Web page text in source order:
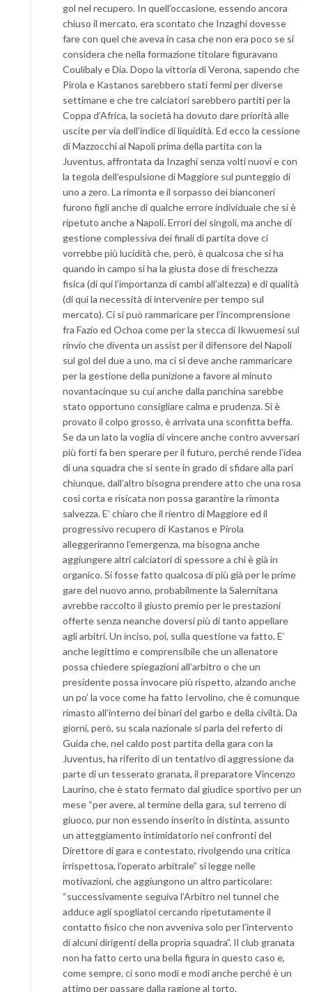
gol nel recupero. In quell’occasione, essendo ancora
chiuso il mercato, era scontato che Inzaghi dovesse
fare con quel che aveva in casa che non era poco se si
considera che nella formazione titolare figuravano
Coulibaly e Dia. Dopo la vittoria di Verona, sapendo che
Pirola e Kastanos sarebbero stati fermi per diverse
settimane e che tre calciatori sarebbero partiti per la
Coppa d’Africa, la società ha dovuto dare priorità alle
uscite per via dell’indice di liquidità. Ed ecco la cessione
di Mazzocchi al Napoli prima della partita con la
Juventus, affrontata da Inzaghi senza volti nuovi e con
la tegola dell’espulsione di Maggiore sul punteggio di
uno a zero. La rimonta e il sorpasso dei bianconeri
furono figli anche di qualche errore individuale che si è
ripetuto anche a Napoli. Errori dei singoli, ma anche di
gestione complessiva dei finali di partita dove ci
vorrebbe più lucidità che, però, è qualcosa che si ha
quando in campo si ha la giusta dose di freschezza
fisica (di qui l’importanza di cambi all’altezza) e di qualità
(di qui la necessità di intervenire per tempo sul
mercato). Ci si può rammaricare per l’incomprensione
fra Fazio ed Ochoa come per la stecca di Ikwuemesi sul
rinvio che diventa un assist per il difensore del Napoli
sul gol del due a uno, ma ci si deve anche rammaricare
per la gestione della punizione a favore al minuto
novantacinque su cui anche dalla panchina sarebbe
stato opportuno consigliare calma e prudenza. Si è
provato il colpo grosso, è arrivata una sconfitta beffa.
Se da un lato la voglia di vincere anche contro avversari
più forti fa ben sperare per il futuro, perché rende l’idea
di una squadra che si sente in grado di sfidare alla pari
chiunque, dall’altro bisogna prendere atto che una rosa
così corta e risicata non possa garantire la rimonta
salvezza. E’ chiaro che il rientro di Maggiore ed il
progressivo recupero di Kastanos e Pirola
alleggeriranno l’emergenza, ma bisogna anche
aggiungere altri calciatori di spessore a chi è già in
organico. Si fosse fatto qualcosa di più già per le prime
gare del nuovo anno, probabilmente la Salernitana
avrebbe raccolto il giusto premio per le prestazioni
offerte senza neanche doversi più di tanto appellare
agli arbitri. Un inciso, poi, sulla questione va fatto. E’
anche legittimo e comprensibile che un allenatore
possa chiedere spiegazioni all’arbitro o che un
presidente possa invocare più rispetto, alzando anche
un po’ la voce come ha fatto Iervolino, che è comunque
rimasto all’interno dei binari del garbo e della civiltà. Da
giorni, però, su scala nazionale si parla del referto di
Guida che, nel caldo post partita della gara con la
Juventus, ha riferito di un tentativo di aggressione da
parte di un tesserato granata, il preparatore Vincenzo
Laurino, che è stato fermato dal giudice sportivo per un
mese “per avere, al termine della gara, sul terreno di
giuoco, pur non essendo inserito in distinta, assunto
un atteggiamento intimidatorio nei confronti del
Direttore di gara e contestato, rivolgendo una critica
irrispettosa, l’operato arbitrale” si legge nelle
motivazioni, che aggiungono un altro particolare:
“successivamente seguiva l’Arbitro nel tunnel che
adduce agli spogliatoi cercando ripetutamente il
contatto fisico che non avveniva solo per l’intervento
di alcuni dirigenti della propria squadra”. Il club granata
non ha fatto certo una bella figura in questo caso e,
come sempre, ci sono modi e modi anche perché è un
attimo per passare dalla ragione al torto.